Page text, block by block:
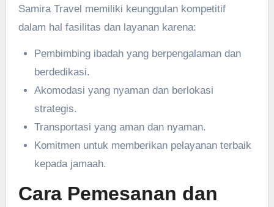
Samira Travel memiliki keunggulan kompetitif
dalam hal fasilitas dan layanan karena:
Pembimbing ibadah yang berpengalaman dan
berdedikasi.
Akomodasi yang nyaman dan berlokasi
strategis.
Transportasi yang aman dan nyaman.
Komitmen untuk memberikan pelayanan terbaik
kepada jamaah.
Cara Pemesanan dan